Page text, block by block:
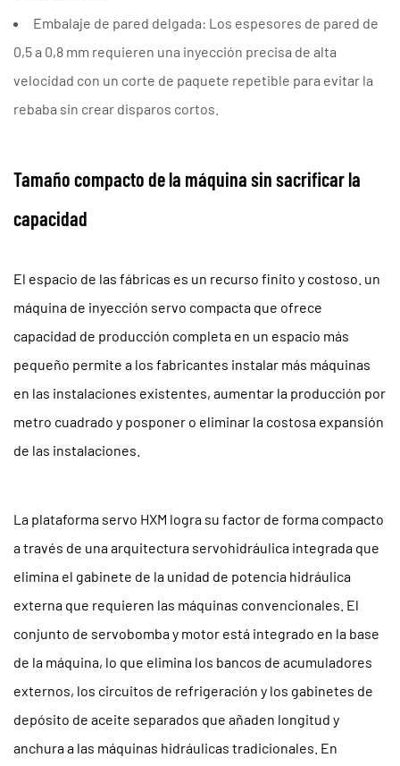
Embalaje de pared delgada: Los espesores de pared de
0,5 a 0,8 mm requieren una inyección precisa de alta
velocidad con un corte de paquete repetible para evitar la
rebaba sin crear disparos cortos.
Tamaño compacto de la máquina sin sacrificar la
capacidad
El espacio de las fábricas es un recurso finito y costoso. un
máquina de inyección servo compacta que ofrece
capacidad de producción completa en un espacio más
pequeño permite a los fabricantes instalar más máquinas
en las instalaciones existentes, aumentar la producción por
metro cuadrado y posponer o eliminar la costosa expansión
de las instalaciones.
La plataforma servo HXM logra su factor de forma compacto
a través de una arquitectura servohidráulica integrada que
elimina el gabinete de la unidad de potencia hidráulica
externa que requieren las máquinas convencionales. El
conjunto de servobomba y motor está integrado en la base
de la máquina, lo que elimina los bancos de acumuladores
externos, los circuitos de refrigeración y los gabinetes de
depósito de aceite separados que añaden longitud y
anchura a las máquinas hidráulicas tradicionales. En